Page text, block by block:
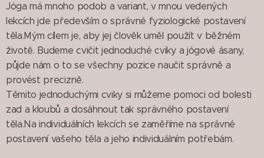
Jóga má mnoho podob a variant, v mnou vedených
lekcích jde především o správné fyziologické postavení
těla.Mým cílem je, aby jej člověk uměl použít v běžném
životě. Budeme cvičit jednoduché cviky a jógové ásany,
půjde nám o to se všechny pozice naučit správně a
provést precizně.
Těmito jednoduchými cviky si můžeme pomoci od bolesti
zad a kloubů a dosáhnout tak správného postavení
těla.Na individuálních lekcích se zaměříme na správné
postavení vašeho těla a jeho individuálním potřebám.